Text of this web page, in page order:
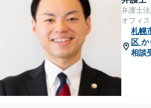
弁護士
オフィス
札幌
区 か
相談